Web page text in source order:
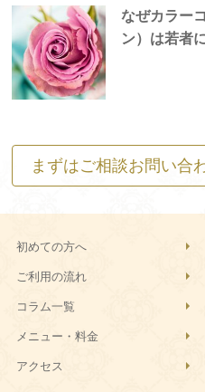
なぜカラー
ン）は若者
まずはご相談お問い合
初めての方へ
ご利用の流れ
コラム一覧
メニュー・料金
アクセス